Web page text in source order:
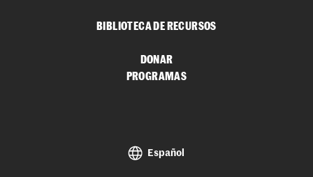
BIBLIOTECA DE RECURSOS
DONAR
PROGRAMAS
Español